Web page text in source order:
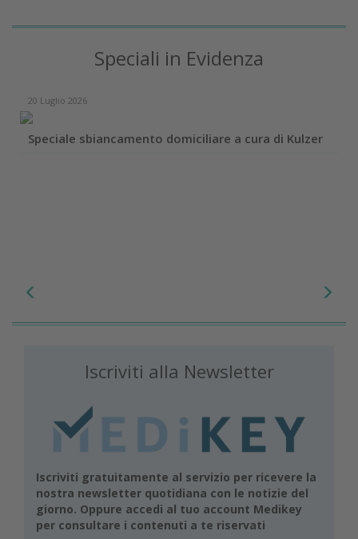
Speciali in Evidenza
20 Luglio 2026
Speciale sbiancamento domiciliare a cura di Kulzer
Iscriviti alla Newsletter
Iscriviti gratuitamente al servizio per ricevere la
nostra newsletter quotidiana con le notizie del
giorno. Oppure accedi al tuo account Medikey
per consultare i contenuti a te riservati